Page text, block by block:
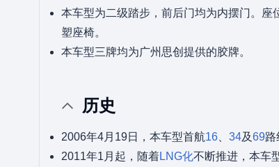
本车型为二级踏步，前后门均为内摆门。
塑座椅。
本车型三牌均为广州思创提供的胶牌。
历史
2006年4月19日，本车型首航16 34及69路
2011年1月起，随着LNG化不断推进，本车